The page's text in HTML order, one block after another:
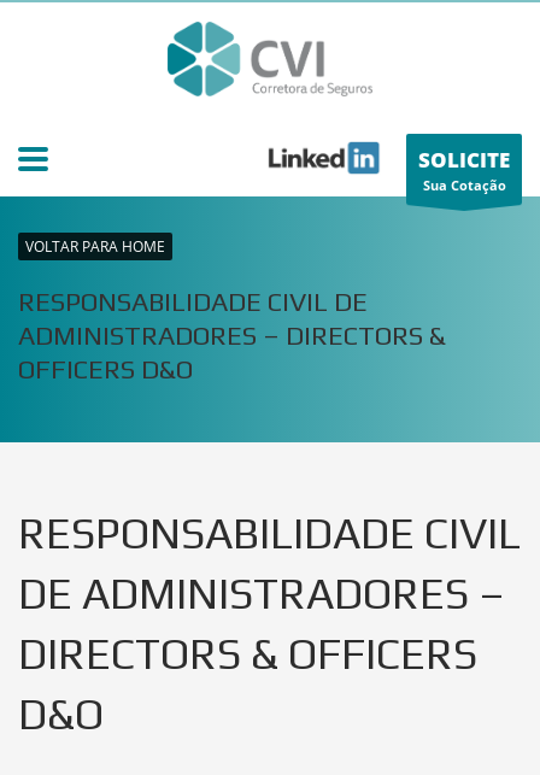
SOLICITE
Sua Cotação
VOLTAR PARA HOME
RESPONSABILIDADE CIVIL DE
ADMINISTRADORES – DIRECTORS &
OFFICERS D&O
RESPONSABILIDADE CIVIL
DE ADMINISTRADORES –
DIRECTORS & OFFICERS
D&O